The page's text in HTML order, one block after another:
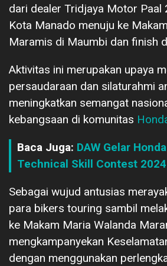
dari dealer Tridjaya Motor Paal
Kota Manado menuju ke
Maramis di Maumbi dan finish
Aktivitas ini merupakan upaya
persaudaraan dan silaturahmi
meningkatkan semangat
kebangsaan di komunitas
Baca Juga: DAW Gelar
Technical Skill Contest 2024
Sebagai wujud antusias
para bikers touring sambil
ke Makam Maria Walanda
mengkampanyekan
dengan menggunakan